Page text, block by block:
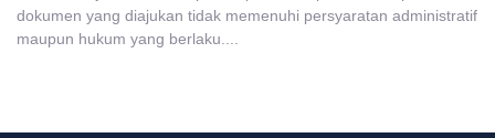
dokumen yang diajukan tidak memenuhi persyaratan administratif
maupun hukum yang berlaku....